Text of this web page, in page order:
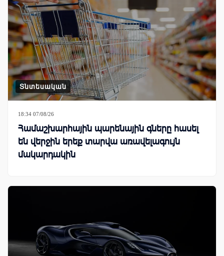
Տնտեսական
18:34 07/08/26
Համաշխարհային պարենային գները հասել
են վերջին երեք տարվա առավելագույն
մակարդակին